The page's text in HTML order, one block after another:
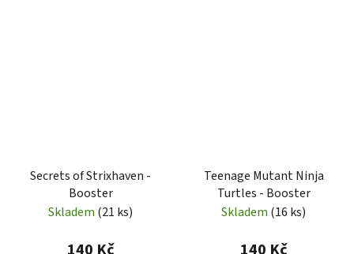
Secrets of Strixhaven -
Booster
Skladem (21 ks)
Teenage Mutant Ninja
Turtles - Booster
Skladem (16 ks)